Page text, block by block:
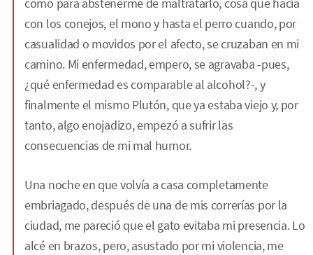
como para abstenerme de maltratarlo, cosa que hacía
con los conejos, el mono y hasta el perro cuando, por
casualidad o movidos por el afecto, se cruzaban en mi
camino. Mi enfermedad, empero, se agravaba -pues,
¿qué enfermedad es comparable al alcohol?-, y
finalmente el mismo Plutón, que ya estaba viejo y, por
tanto, algo enojadizo, empezó a sufrir las
consecuencias de mi mal humor.
Una noche en que volvía a casa completamente
embriagado, después de una de mis correrías por la
ciudad, me pareció que el gato evitaba mi presencia. Lo
alcé en brazos, pero, asustado por mi violencia, me